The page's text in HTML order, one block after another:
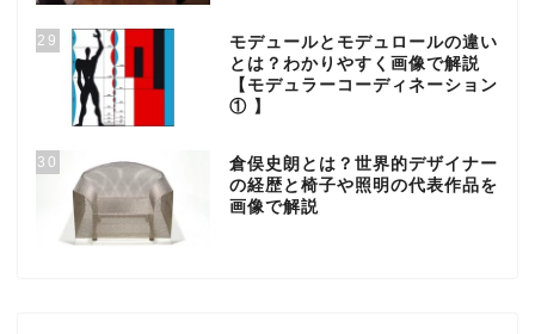
29
モデュールとモデュロールの違い
とは？わかりやすく画像で解説
【モデュラーコーディネーション
① 】
30
倉俣史朗とは？世界的デザイナー
の経歴と椅子や照明の代表作品を
画像で解説